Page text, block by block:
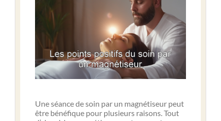
Une séance de soin par un magnétiseur peut
être bénéfique pour plusieurs raisons. Tout